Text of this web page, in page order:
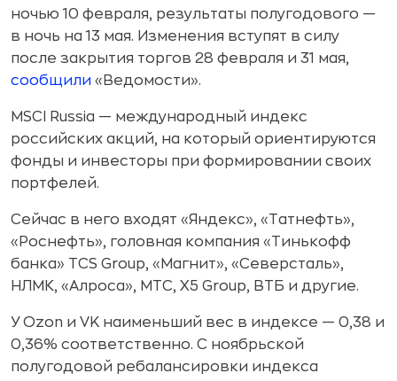
ночью 10 февраля, результаты полугодового —
в ночь на 13 мая. Изменения вступят в силу
после закрытия торгов 28 февраля и 31 мая,
сообщили «Ведомости».
MSCI Russia — международный индекс
российских акций, на который ориентируются
фонды и инвесторы при формировании своих
портфелей.
Сейчас в него входят «Яндекс», «Татнефть»,
«Роснефть», головная компания «Тинькофф
банка» TCS Group, «Магнит», «Северсталь»,
НЛМК, «Алроса», МТС, X5 Group, ВТБ и другие.
У Ozon и VK наименьший вес в индексе — 0,38 и
0,36% соответственно. С ноябрьской
полугодовой ребалансировки индекса